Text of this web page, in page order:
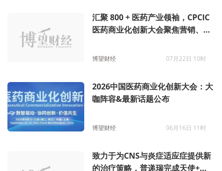
汇聚 800 + 医药产业领袖，CPCIC
医药商业化创新大会聚焦营销、供
博望财经 07月22日 10时
2026中国医药商业化创新大会：大
咖阵容&最新话题公布
博望财经 06月16日 11时
致力于为CNS与炎症适应症提供新
的治疗策略，普递瑞完成天使+轮